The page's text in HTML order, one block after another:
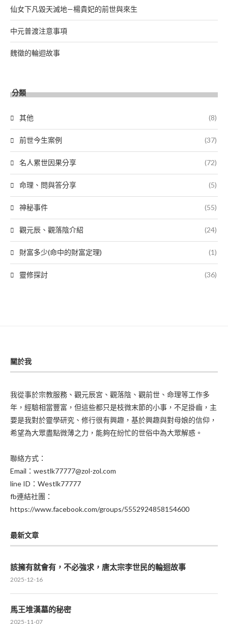
仙女下凡毀天滅地—楊貴妃的前世與來生
中元普渡注意事項
魏徵的輪迴故事
分類
其他 (8)
前世今生案例 (37)
名人累世因果分享 (72)
命理、問與答分享 (5)
神秘事件 (55)
觀元辰、觀落陰介紹 (24)
財富多少(命中的財富定理) (1)
靈修探討 (36)
關於我
我從事於宗教服務、觀元辰宮、觀落陰、觀前世、命理等工作多
年，經驗相當豐富，但這些都只是枝微末節的小事，不足掛齒，主
要是我對於靈學研究、修行很有興趣，基於興趣與對母娘的信仰，
希望為大眾盡點微薄之力，能夠在紛忙的世俗中為大眾解惑。
聯絡方式：
Email：westlk77777@zol-zol.com
line ID：Westlk77777
fb連結社團：
https://www.facebook.com/groups/5552924858154600
最新文章
該擁有就會有，不必強求，唐太宗李世民的輪迴故事
2025-12-16
馬王堆漢墓的秘密
2025-11-07